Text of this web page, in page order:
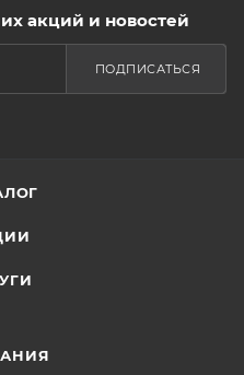
акций и новостей
ПОДПИСАТЬСЯ